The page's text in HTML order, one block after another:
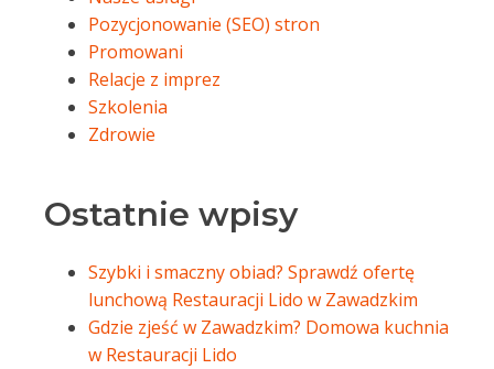
Pozycjonowanie (SEO) stron
Promowani
Relacje z imprez
Szkolenia
Zdrowie
Ostatnie wpisy
Szybki i smaczny obiad? Sprawdź ofertę
lunchową Restauracji Lido w Zawadzkim
Gdzie zjeść w Zawadzkim? Domowa kuchnia
w Restauracji Lido